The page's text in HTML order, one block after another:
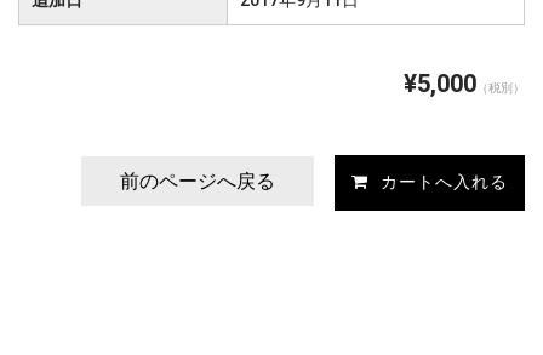
¥5,000 （税別）
前のページへ戻る